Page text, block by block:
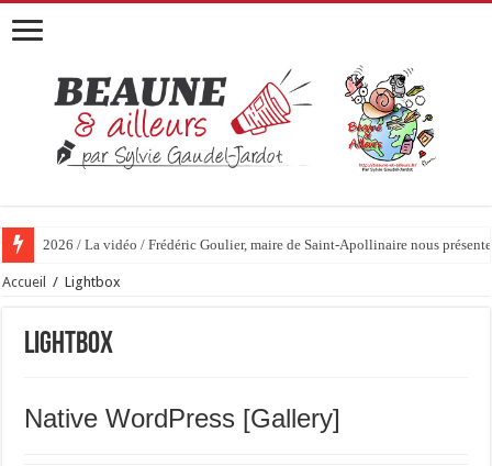
2026 / La vidéo / Frédéric Goulier, maire de Saint-Apollinaire nous
Accueil / Lightbox
Lightbox
Native WordPress [Gallery]